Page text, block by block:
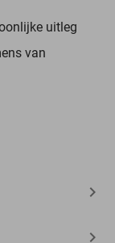
uitleg
van